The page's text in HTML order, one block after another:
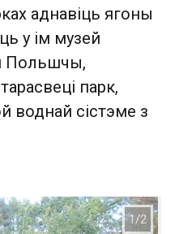
аднавіць ягоны
у ім музей
Польшчы,
парк,
воднай сістэме з